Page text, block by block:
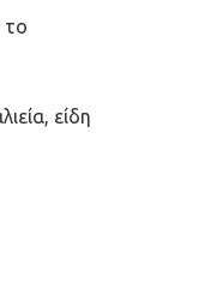
το
είδη